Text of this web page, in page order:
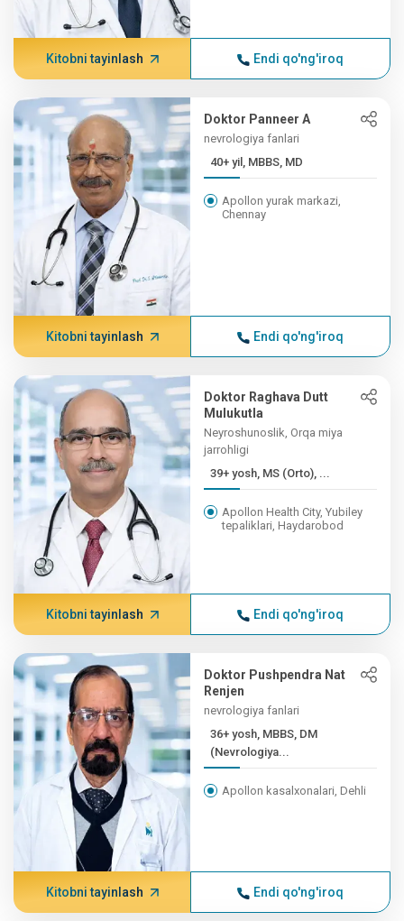
Kitobni tayinlash Endi qo'ng'iroq
Doktor Panneer A
nevrologiya fanlari
40+ yil, MBBS, MD
Apollon yurak markazi,
Chennay
Kitobni tayinlash Endi qo'ng'iroq
Doktor Raghava Dutt
Mulukutla
Neyroshunoslik, Orqa miya
jarrohligi
39+ yosh, MS (Orto), ...
Apollon Health City, Yubiley
tepaliklari, Haydarobod
Kitobni tayinlash Endi qo'ng'iroq
Doktor Pushpendra Nat
Renjen
nevrologiya fanlari
36+ yosh, MBBS, DM
(Nevrologiya...
Apollon kasalxonalari, Dehli
Kitobni tayinlash Endi qo'ng'iroq